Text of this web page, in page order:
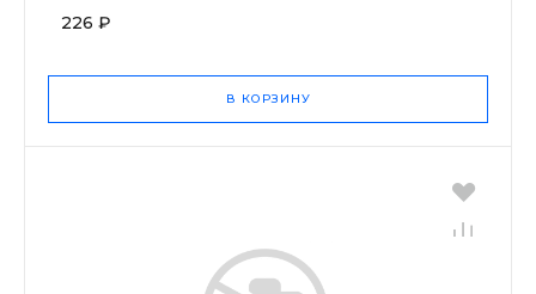
226 ₽
В КОРЗИНУ